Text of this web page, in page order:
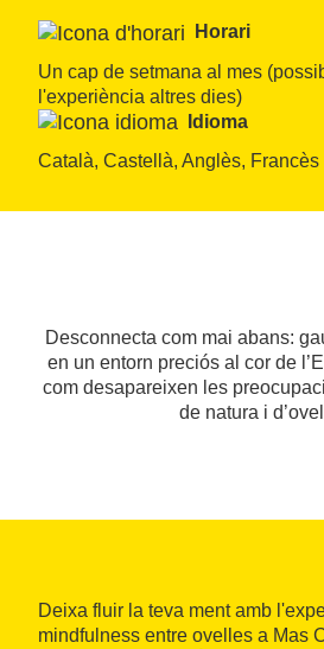
Horari
Un cap de setmana al mes
l'experiència altres dies)
Idioma
Català, Castellà, Anglès, Francès
Desconnecta com mai abans:
en un entorn preciós al cor de
com desapareixen les
de natura i
Deixa fluir la teva ment amb
mindfulness entre ovelles a Mas